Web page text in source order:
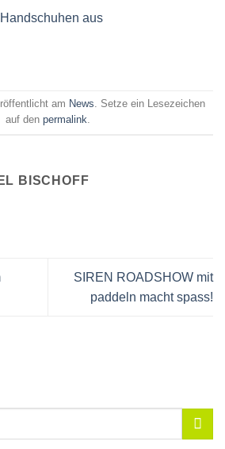
am News. Setze ein Lesezeichen
auf den permalink.
BISCHOFF
SIREN ROADSHOW mit
paddeln macht spass!